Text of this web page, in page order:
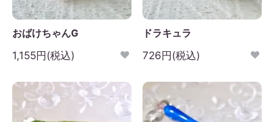
おばけちゃんG
1,155円(税込)
ドラキュラ
726円(税込)